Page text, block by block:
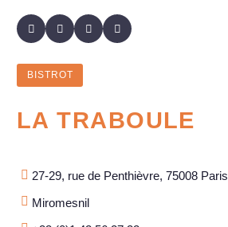
BISTROT
LA TRABOULE
27-29, rue de Penthièvre, 75008 Paris
Miromesnil